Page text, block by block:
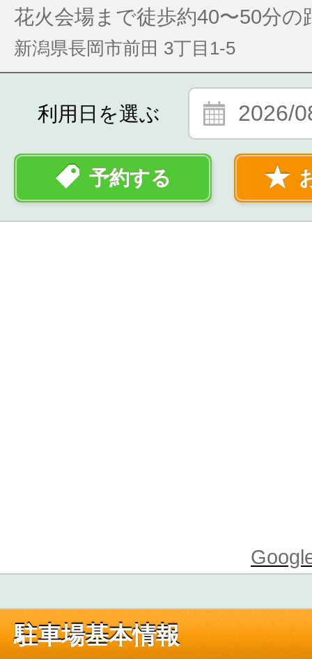
花火会場まで徒歩約40〜50分の
新潟県長岡市前田 3丁目1-5
利用日を選ぶ 2026/
予約する
駐車場基本情報